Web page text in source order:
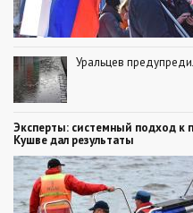
Уральцев
Эксперты: системный подход к
Кушве дал результаты